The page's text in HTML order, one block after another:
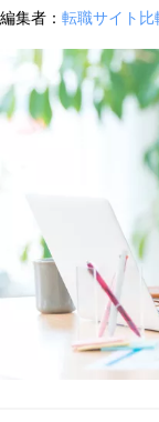
編集者： 転職サイト比